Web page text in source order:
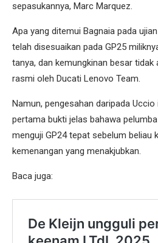
sepasukannya, Marc Marquez.
Apa yang ditemui Bagnaia pada
telah disesuaikan pada GP25
tanya, dan kemungkinan besar tidak
rasmi oleh Ducati Lenovo Team.
Namun, pengesahan daripada
pertama bukti jelas bahawa
menguji GP24 tepat sebelum beliau
kemenangan yang menakjubkan.
Baca juga: